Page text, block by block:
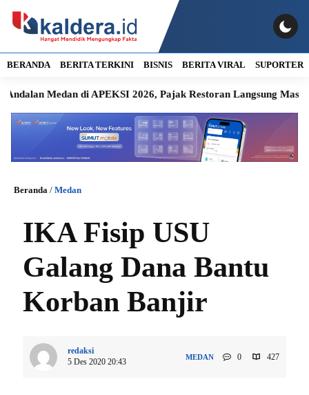
BERANDA BERITA TERKINI BISNIS BERITA VIRAL SUPORTER
Medan di APEKSI 2026, Pajak Restoran Langsung Masuk Kas
Beranda / Medan
IKA Fisip USU
Galang Dana Bantu
Korban Banjir
redaksi
5 Des 2020 20:43
MEDAN 0 427